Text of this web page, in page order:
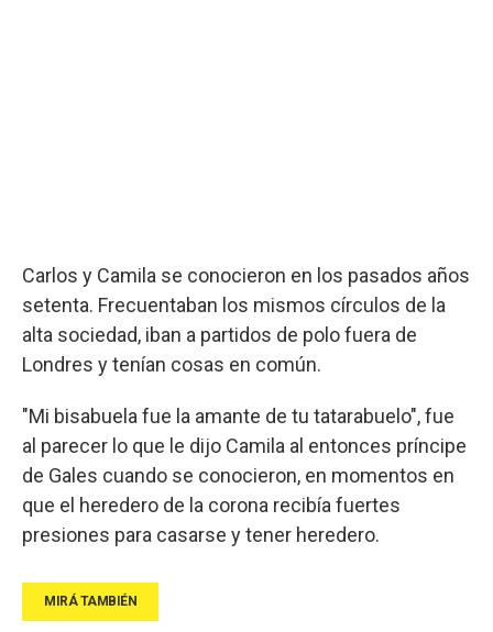
Carlos y Camila se conocieron en los pasados años
setenta. Frecuentaban los mismos círculos de la
alta sociedad, iban a partidos de polo fuera de
Londres y tenían cosas en común.
"Mi bisabuela fue la amante de tu tatarabuelo", fue
al parecer lo que le dijo Camila al entonces príncipe
de Gales cuando se conocieron, en momentos en
que el heredero de la corona recibía fuertes
presiones para casarse y tener heredero.